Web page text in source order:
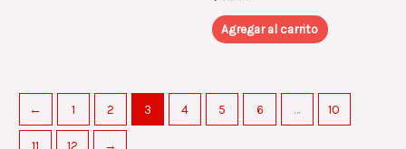
Agregar al carrito
← 1 2 3 4 5 6 … 10
11 12 →